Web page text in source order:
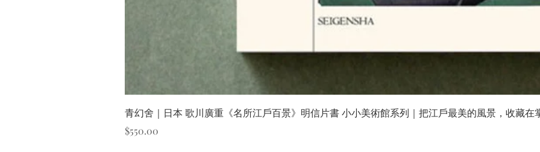
快速瀏覽
青幻舍｜日本 歌川廣重《名所江戶百景》明信片書 小小美術館系列｜把江戶最美的風景，收藏在
價格
$550.00